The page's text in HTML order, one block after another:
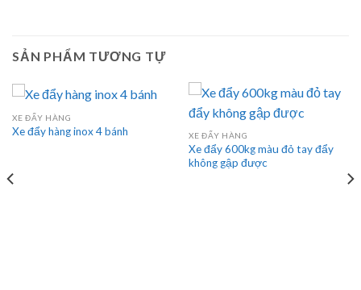
SẢN PHẨM TƯƠNG TỰ
XE ĐẨY HÀNG
Xe đẩy hàng inox 4 bánh XE ĐẨY HÀNG
Xe đẩy 600kg màu đỏ tay đẩy
không gập được